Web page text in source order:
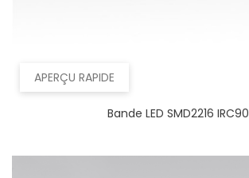
APERÇU RAPIDE
Bande LED SMD2216 IRC90